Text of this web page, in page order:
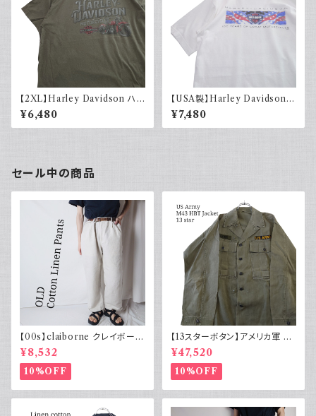
【2XL】Harley Davidson ハ
ーレーダビッドソン プリントTシ
ャツ 古着 カーキグリーン
¥6,480
【USA製】Harley Davidson
ハーレーダビッドソン プリントT
シャツ 古着 ホワイト 白 2002
年 100周年
¥7,480
セール中の商品
【00s】claiborne クレイボーン
リネンコットンパンツ ツータック
¥8,532
10%OFF
【13スターボタン】アメリカ軍 M
43 HBT ジャケット パッチ 軍物
実物
¥47,520
10%OFF